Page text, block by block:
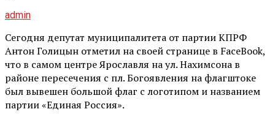
admin
Сегодня депутат муниципалитета от партии КПРФ
Антон Голицын отметил на своей странице в FaceBook,
что в самом центре Ярославля на ул. Нахимсона в
районе пересечения с пл. Богоявления на флагштоке
был вывешен большой флаг с логотипом и названием
партии «Единая Россия».